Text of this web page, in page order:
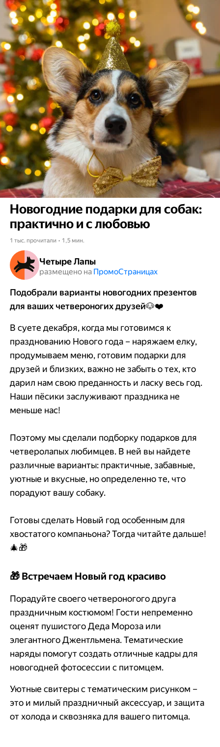
Новогодние подарки для собак:
практично и с любовью
1 тыс. прочитали • 1,5 мин.
Четыре Лапы
размещено на Промо​​​​​​​Страницах
Подобрали варианты новогодних презентов
для ваших четвероногих друзей🐶❤️
В суете декабря, когда мы готовимся к
празднованию Нового года – наряжаем елку,
продумываем меню, готовим подарки для
друзей и близких, важно не забыть о тех, кто
дарил нам свою преданность и ласку весь год.
Наши пёсики заслуживают праздника не
меньше нас!
Поэтому мы сделали подборку подарков для
четверолапых любимцев. В ней вы найдете
различные варианты: практичные, забавные,
уютные и вкусные, но определенно те, что
порадуют вашу собаку.
Готовы сделать Новый год особенным для
хвостатого компаньона? Тогда читайте дальше!
🎄🎁
🎁 Встречаем Новый год красиво
Порадуйте своего четвероногого друга
праздничным костюмом! Гости непременно
оценят пушистого Деда Мороза или
элегантного Джентльмена. Тематические
наряды помогут создать отличные кадры для
новогодней фотосессии с питомцем.
Уютные свитеры с тематическим рисунком –
это и милый праздничный аксессуар, и защита
от холода и сквозняка для вашего питомца.